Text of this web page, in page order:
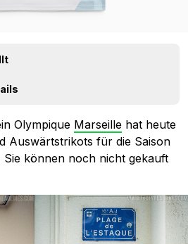
Olympique Marseille hat heute
Auswärtstrikots für die Saison
können noch nicht gekauft